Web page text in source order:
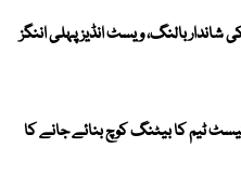
بالنگ، ویسٹ انڈیز پہلی اننگز
ٹیم کا بیٹنگ کوچ بنائے جانے کا